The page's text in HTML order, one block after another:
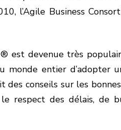
l’Agile Business
est devenue très
monde entier d’adopter
conseils sur les
le respect des délais, de